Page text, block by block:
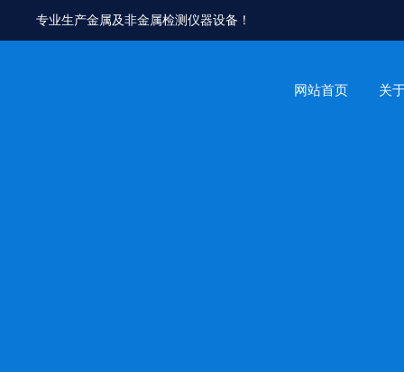
专业生产金属及非金属检测仪器设备！
网站首页 关